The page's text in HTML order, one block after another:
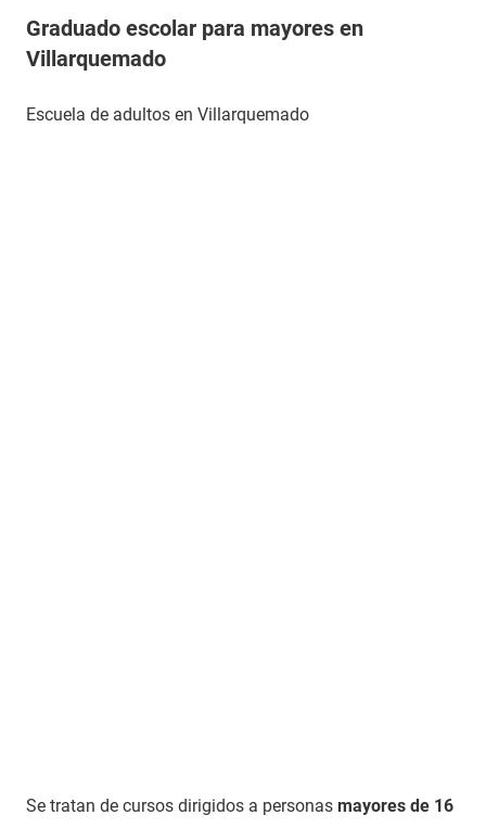
Graduado escolar para mayores en
Villarquemado
Escuela de adultos en Villarquemado
Se tratan de cursos dirigidos a personas mayores de 16